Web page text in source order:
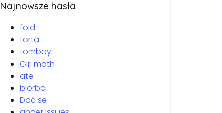
Najnowsze hasła
foid
torta
tomboy
Girl math
ate
blorbo
Dać se